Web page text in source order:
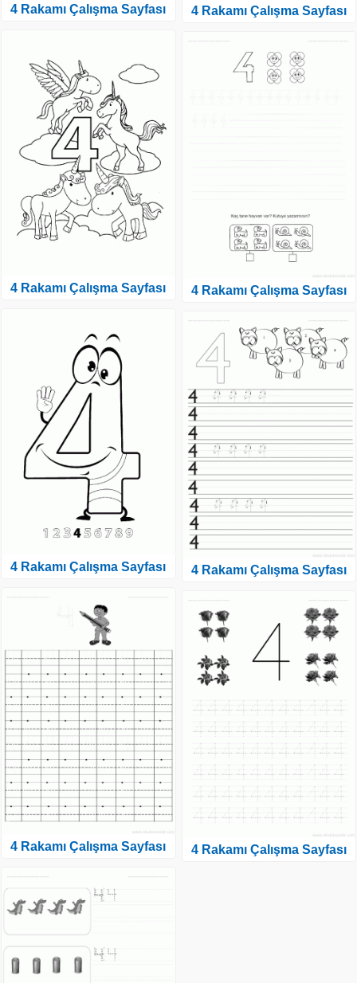
4 Rakamı Çalışma Sayfası
4 Rakamı Çalışma Sayfası
4 Rakamı Çalışma Sayfası
4 Rakamı Çalışma Sayfası
4 Rakamı Çalışma Sayfası
4 Rakamı Çalışma Sayfası
4 Rakamı Çalışma Sayfası
4 Rakamı Çalışma Sayfası